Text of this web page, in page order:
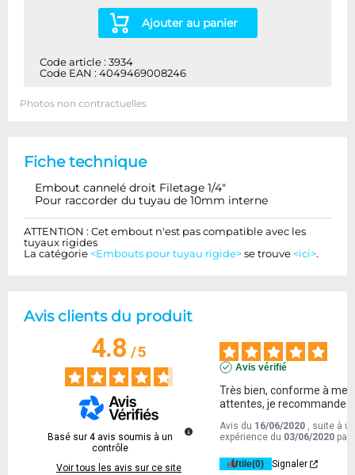
Ajouter au panier
Code article : 3934
Code EAN : 4049469008246
Photos non contractuelles
Fiche technique
Embout cannelé droit Filetage 1/4"
Pour raccorder du tuyau de 10mm interne
ATTENTION : Cet embout n'est pas compatible avec les
tuyaux rigides
La catégorie <Embouts pour tuyau rigide> se trouve <ici>.
Avis clients du produit
4.8/5
Basé sur 4 avis soumis à un
contrôle
Voir tous les avis sur ce site
Avis vérifié
Très bien, conforme à mes
attentes, je recommande !
Avis du 16/06/2020 , suite à
expérience du 03/06/2020 par
Utile(0) Signaler